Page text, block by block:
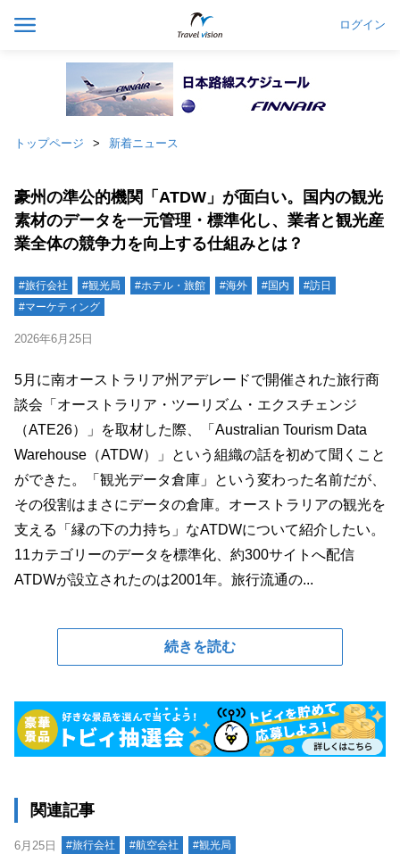
ログイン
トップページ 新着ニュース
豪州の準公的機関「ATDW」が面白い。国内の観光
素材のデータを一元管理・標準化し、業者と観光産
業全体の競争力を向上する仕組みとは？
#旅行会社 #観光局 #ホテル・旅館 #海外 #国内
#訪日
#マーケティング
2026年6月25日
5月に南オーストラリア州アデレードで開催された旅行商
談会「オーストラリア・ツーリズム・エクスチェンジ
（ATE26）」を取材した際、「Australian Tourism Data
Warehouse（ATDW）」という組織の話を初めて聞くこと
ができた。「観光データ倉庫」という変わった名前だが、
その役割はまさにデータの倉庫。オーストラリアの観光を
支える「縁の下の力持ち」なATDWについて紹介したい。
11カテゴリーのデータを標準化、約300サイトへ配信
ATDWが設立されたのは2001年。旅行流通の...
続きを読む
関連記事
6月25日 #旅行会社 #航空会社 #観光局